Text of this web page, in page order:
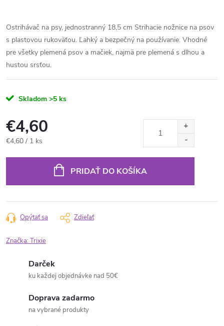
Ostrihávač na psy, jednostranný 18,5 cm Strihacie nožnice na psov
s plastovou rukoväťou. Ľahký a bezpečný na používanie. Vhodné
pre všetky plemená psov a mačiek, najmä pre plemená s dlhou a
hustou srsťou.
Skladom >5 ks
€4,60
Jednotková
€4,60 / 1 ks
PRIDAŤ DO KOŠÍKA
Opýtať sa Zdieľať
Značka:Trixie
Darček
ku každej objednávke nad 50€
Doprava zadarmo
na vybrané produkty